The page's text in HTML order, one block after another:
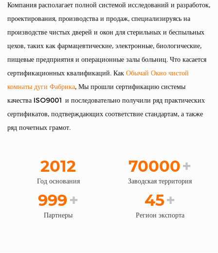
Компания располагает полной системой исследований и разработок,
проектирования, производства и продаж, специализируясь на
производстве чистых дверей и окон для стерильных и беспыльных
цехов, таких как фармацевтические, электронные, биологические,
пищевые предприятия и операционные залы больниц. Что касается
сертификационных квалификаций. Как Обычай Окно чистой
комнаты дуги Фабрика, Мы прошли сертификацию системы
качества ISO9001 и последовательно получили ряд практических
сертификатов, подтверждающих соответствие стандартам, а также
ряд почетных грамот.
2012
Год основания
70000+
Заводская территория
999+
Партнеры
45+
Регион экспорта